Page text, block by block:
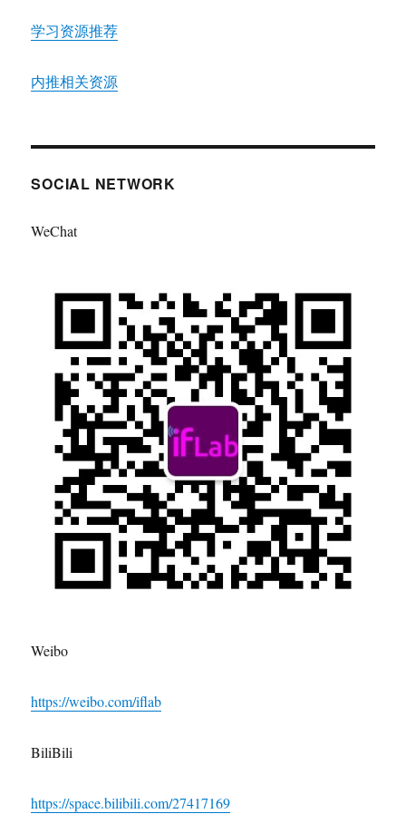
学习资源推荐
内推相关资源
SOCIAL NETWORK
WeChat
Weibo
https://weibo.com/iflab
BiliBili
https://space.bilibili.com/27417169